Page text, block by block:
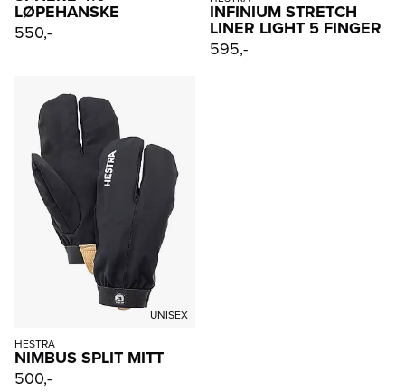
LØPEHANSKE
550,-
INFINIUM STRETCH
LINER LIGHT 5 FINGER
595,-
UNISEX
HESTRA
NIMBUS SPLIT MITT
500,-